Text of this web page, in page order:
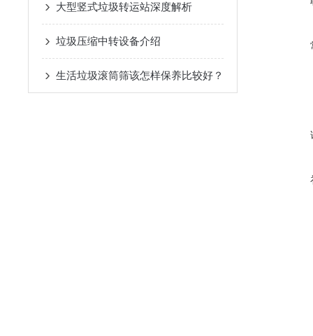
大型竖式垃圾转运站深度解析
垃圾压缩中转设备介绍
生活垃圾滚筒筛该怎样保养比较好？